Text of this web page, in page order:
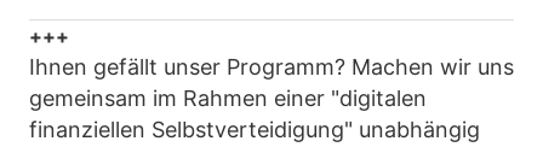
+++
Ihnen gefällt unser Programm? Machen wir uns
gemeinsam im Rahmen einer "digitalen
finanziellen Selbstverteidigung" unabhängig